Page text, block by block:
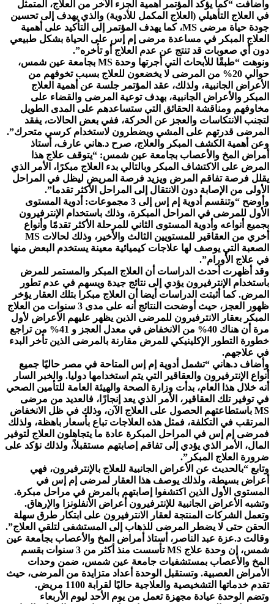
وأضافت “كما يؤكد المؤتمر اهمية الجزء الآخر من العلاج، المتمثل
في العلاج التأهيلي (العلاج المكمل للأدوية) والذي يهدف إلى تحسين
جودة حياة مرضى MS، كما يهدف المؤتمر إلى التأكيد على أهمية
العلاج المبكر في مساعدة مرضى إم إس على الحياة بشكل طبيعي
دون أي صعوبات قد تنتج عن عدم العلاج أو تأخره”.
ونوهت “طبقًا للأبحاث التي أجرتها وحدة MS بجامعة عين شمس،
حوالي 20% من المرضى لا يخضعون للعلاج بسبب تخوفهم من
الأعراض الجانبية، ولذلك، عقد المؤتمر جلسة عن أهمية العلاج
المبكر والأعراض الجانبية، بهدف توعية المرضى والقضاء على
مخاوفهم ومناقشة الحقائق التي ستساعدهم على المدى الطويل
لتجنب الانتكاسات والعجز عن الحركة، ففي بعض الحالات، يفقد
المرضى قدرتهم على المشي ويضطرون لاستخدام كرسي متحرك”.
وعن أهمية الكشف المبكر والعلاج، صرح د.هاني عارف، أستاذ
أمراض المخ والأعصاب بجامعة عين شمس: “يتوقف علاج هذا
المرض على الاكتشاف المبكر وبالتالي بدء العلاج مبكرًا، الأمر الذي
يقلل فرصة تفاقم المرض ويزيد فرصة المريض ليظل في المراحل
الأولى من الإصابة دون الانتقال إلى المراحل الأكثر تقدما”.
وأوضح “وتنقسم أدوية إم إس إلى 3 مجموعات: أدوية المستوى
الأول للمرضى في المراحل المبكرة، وذلك باستخدام الإنترفيرون
بجميع أنواعه وأدوية المستوى الثاني للمرحلة الأكثر تقدمًا وأنواع
أخري من العقاقير للمستويين الثالث والأخير، وذلك لحالات MS
الصعبة التي يوصف لها علاجات كيميائية معينة يستخدم البعض منها
في علاج الأورام”.
وقد أظهرت أحدث الدراسات أن العلاج المبكر والمستمر للمرض
باستخدام الإنترفيرون يؤدي إلى نتائج جيدة ويسهم في عدم تطور
المرض. كما أثبتت الدراسات أيضا أن العلاج مبكرا بتلك العقار يؤخر
ظهور العجز، حيث أوضحت النتائج أنه على مدى 3 سنوات من العلاج
المبكر بعقار الانترفيرون للمرضى الذين يظهر عليهم الأعراض لأول
مرة أن هناك 40% من الانخفاض في معدل العجز و 41% من تراجع
خطورة التطور الإكلينيكي للمرض مقارنة بالمرضى الذين تأخر البدء
في علاجهم.
وأضاف د.هاني “تشمل أدوية إم إس المتاحة في مصر حاليًا جميع
أنواع الإنترفيرون والعقاقير التي يتم استخدامها دوليا. والخبر السار
أنه خلال هذا العام، بدأت وزارة الصحة والهيئة العامة للتأمين الصحي
في توفير تلك العقاقير، الأمر الذي يعد إنجازًا، فالعديد من مرضى
MS باستطاعتهم الحصول على العلاج الآن، وذلك في ظل الانخفاض
المرتقب في التكلفة، فمثل هذه العلاجات تباع بأسعار باهظة، ولذلك
فمرضى إم إس في المراحل المبكرة عادة ما يتجاهلون العلاج لتوفير
المال، الأمر الذي يؤدي إلى تفاقم إصابتهم مستقبلاً، ولذلك نؤكد على
ضرورة العلاج المبكر”.
وتابع “بالحديث عن الأعراض الجانبية للعلاج بالإنترفيرون، فهي
أعراض بسيطة، ولذلك يوصف هذا العقار لمرضى إم إس في
المستوى الأول الذين اكتشفوا إصابتهم بالمرض في مراحل مبكرة.
وتشبه الأعراض الجانبية للإنترفيرون أعراض الأنفلونزا والإرهاق.
وتعمل الشركات المنتجة لعقار الانترفيرون على ابتكار طرق سهلة
الحقن حتى لا يضطر المرضى للذهاب إلى المستشفى لتلقي العلاج”.
وقالت د.عزة عبد الناصر، أستاذ أمراض المخ والأعصاب بجامعة عين
شمس، إن وحدة علاج MS تأسست منذ أكثر من 3 سنوات بقسم
المخ والأعصاب بمستشفيات جامعة عين شمس، ضمن وحدات
الأمراض العصبية. وتستقبل الوحدة أعداد متزايدة من المرضى، حيث
تقدم خدماتها التشخيصية والعلاجية حاليًا لقرابة 1100 مريض.
وتضم الوحدة عيادة مجهزة تعمل من يوم الأحد ليوم الأربعاء